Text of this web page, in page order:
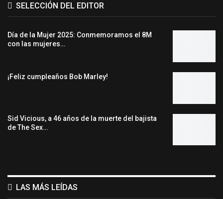
SELECCIÓN DEL EDITOR
Día de la Mujer 2025: Conmemoramos el 8M
con las mujeres…
¡Feliz cumpleaños Bob Marley!
Sid Vicious, a 46 años de la muerte del bajista
de The Sex…
LAS MÁS LEÍDAS